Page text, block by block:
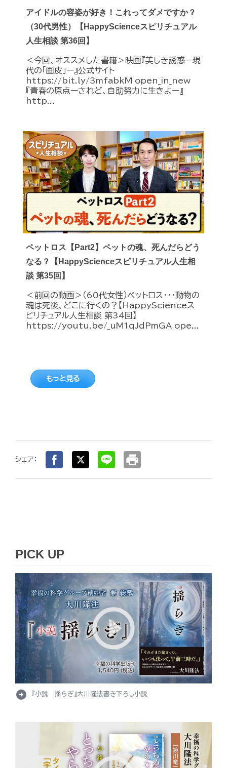
アイドルの容姿が好き！これってダメですか？
（30代男性）【HappyScienceスピリチュアル
人生相談 第36回】
＜今回、オススメした書籍＞映画『美しき誘惑ー現
代の「画皮」ー』公式サイト
https://bit.ly/3mfabkM open_in_new
『青春の原点ーされど、自助努力に生きよー』
http...
ペットロス【Part2】ペットの魂、死んだらどう
なる？【HappyScienceスピリチュアル人生相
談 第35回】
＜前回の動画＞（60代女性）ペットロス・・・動物の
魂は死後、どこに行くの？【HappyScienceス
ピリチュアル人生相談 第34回】
https://youtu.be/_uM1qJdPmGA ope...
もっと見る
シェア： print
PICK UP
arrow_circle_right 『小説 揺らぎ』大川隆法書き下ろし小説